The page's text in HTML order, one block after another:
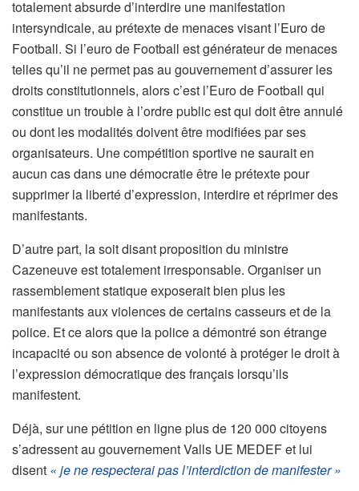
totalement absurde d’interdire une manifestation
intersyndicale, au prétexte de menaces visant l’Euro de
Football. Si l’euro de Football est générateur de menaces
telles qu’il ne permet pas au gouvernement d’assurer les
droits constitutionnels, alors c’est l’Euro de Football qui
constitue un trouble à l’ordre public est qui doit être annulé
ou dont les modalités doivent être modifiées par ses
organisateurs. Une compétition sportive ne saurait en
aucun cas dans une démocratie être le prétexte pour
supprimer la liberté d’expression, interdire et réprimer des
manifestants.
D’autre part, la soit disant proposition du ministre
Cazeneuve est totalement irresponsable. Organiser un
rassemblement statique exposerait bien plus les
manifestants aux violences de certains casseurs et de la
police. Et ce alors que la police a démontré son étrange
incapacité ou son absence de volonté à protéger le droit à
l’expression démocratique des français lorsqu’ils
manifestent.
Déjà, sur une pétition en ligne plus de 120 000 citoyens
s’adressent au gouvernement Valls UE MEDEF et lui
disent « je ne respecterai pas l’interdiction de manifester »